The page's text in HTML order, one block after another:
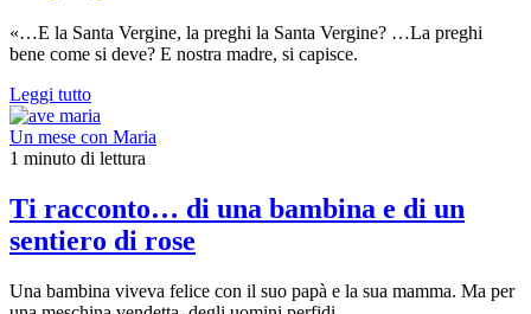
«…E la Santa Vergine, la preghi la Santa Vergine? …La preghi
bene come si deve? E nostra madre, si capisce.
Leggi tutto
Un mese con Maria
1 minuto di lettura
Ti racconto… di una bambina e di un
sentiero di rose
Una bambina viveva felice con il suo papà e la sua mamma. Ma per